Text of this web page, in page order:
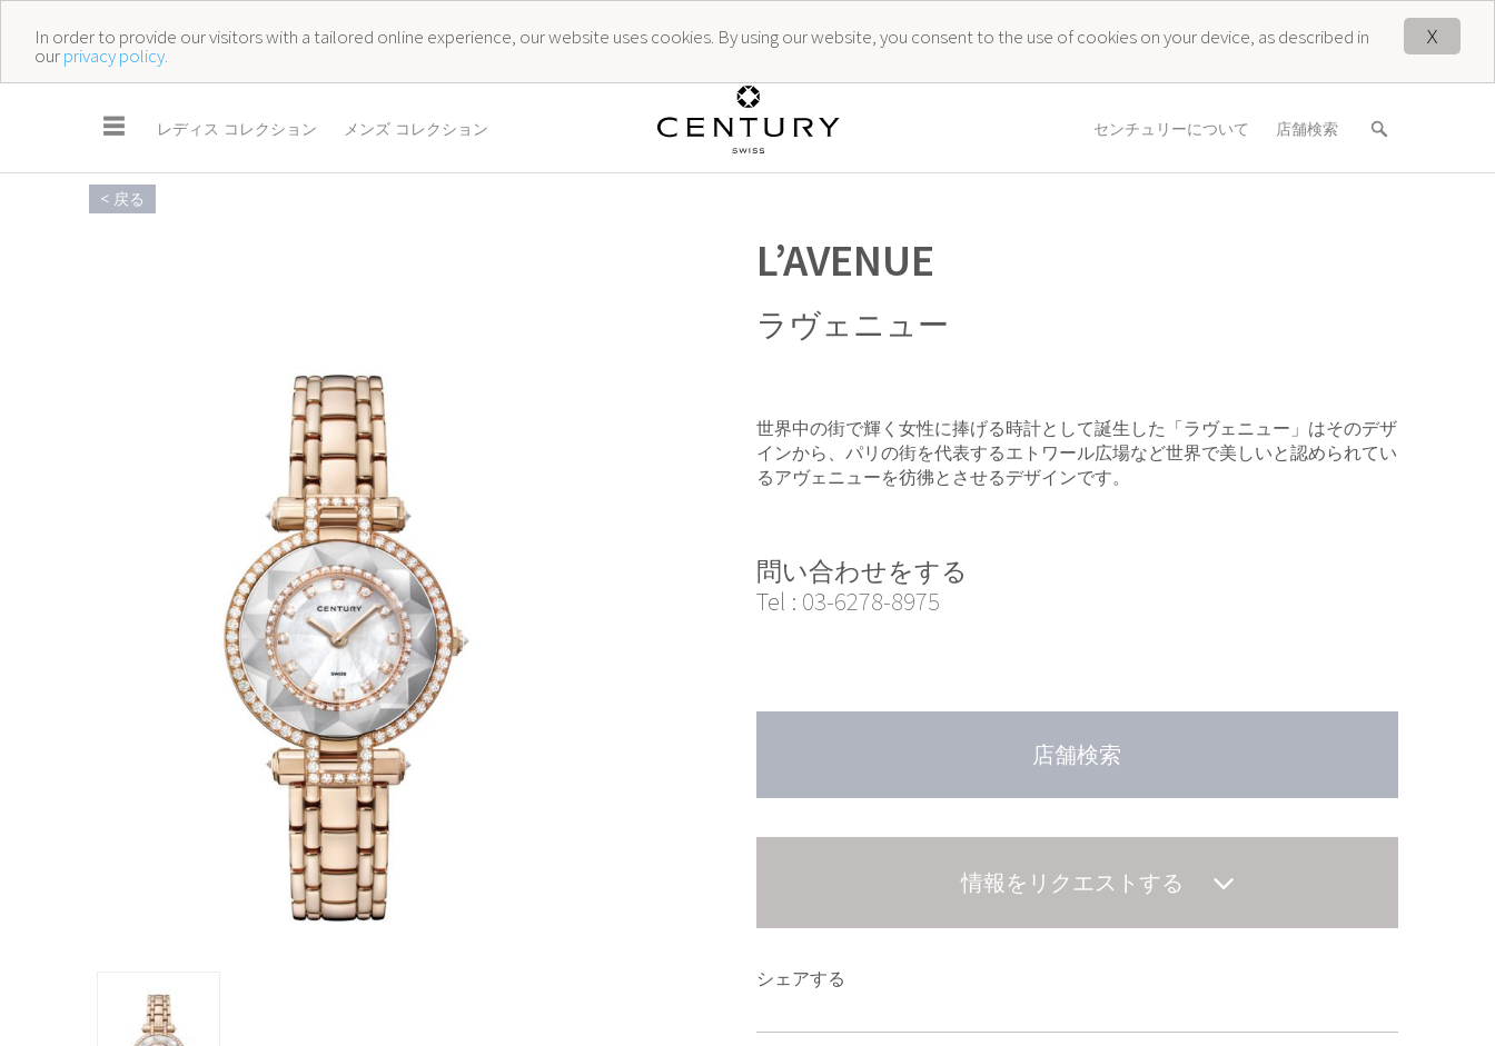
X
In order to provide our visitors with a tailored online experience, our website uses cookies. By using our website, you consent to the use of cookies on your device, as described in
ourprivacy policy.
☰ レディス コレクション メンズ コレクション センチュリーについて 店舗検索
< 戻る
L’AVENUE
ラヴェニュー
世界中の街で輝く女性に捧げる時計として誕生した「ラヴェニュー」はそのデザ
インから、パリの街を代表するエトワール広場など世界で美しいと認められてい
るアヴェニューを彷彿とさせるデザインです。
問い合わせをする
Tel : 03-6278-8975
店舗検索
情報をリクエストする
シェアする